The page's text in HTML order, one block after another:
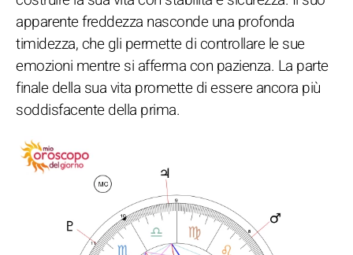
apparente freddezza nasconde una profonda
timidezza, che gli permette di controllare le sue
emozioni mentre si afferma con pazienza. La parte
finale della sua vita promette di essere ancora più
soddisfacente della prima.